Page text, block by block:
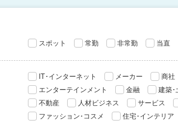
スポット 常勤 非常勤 当直
IT･インターネット メーカー 商社
エンターテインメント
金融 建築･
不動産
人材ビジネス サービス
ファッション･コスメ
住宅･インテリア